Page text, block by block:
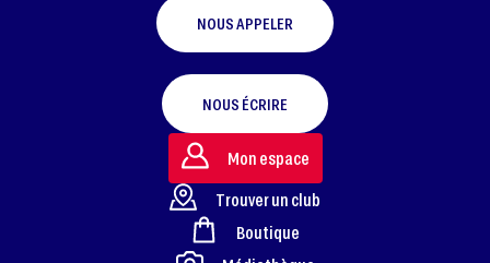
FOOTER
NOUS APPELER
NOUS ÉCRIRE
Mon espace
Trouver un club
Boutique